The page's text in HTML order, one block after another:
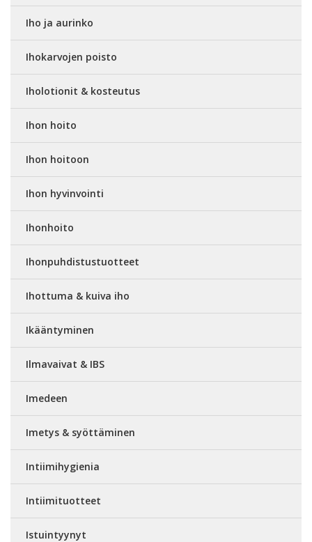
Iho ja aurinko
Ihokarvojen poisto
Iholotionit & kosteutus
Ihon hoito
Ihon hoitoon
Ihon hyvinvointi
Ihonhoito
Ihonpuhdistustuotteet
Ihottuma & kuiva iho
Ikääntyminen
Ilmavaivat & IBS
Imedeen
Imetys & syöttäminen
Intiimihygienia
Intiimituotteet
Istuintyynyt